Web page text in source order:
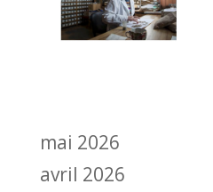
mai 2026
avril 2026